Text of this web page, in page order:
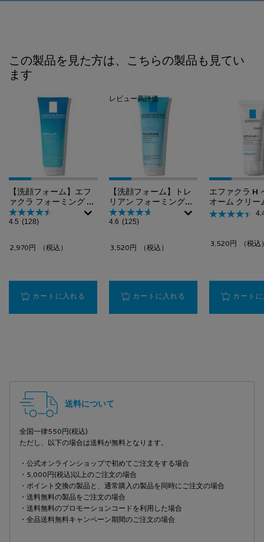
この製品を見た方は、こちらの製品も見てい
ます
【洗顔フォーム】エフ
ァクラ フォーミング ク
レンザー
4.5 (128)
2,970円 （税込）
カートに入れる 【洗顔フォーム】エファクラ フォーミング クレン
レビュー高評価
【洗顔フォーム】トレ
リアン フォーミングク
レンザー
4.6 (125)
3,520円 （税込）
カートに入れる 【洗顔フォーム】ト
エファクラ H
オーム クリー
3,520円 （税込
カート
送料について
全国一律550円(税込)
ただし、以下の場合は送料が無料となります。
・公式オンラインショップで初めてご注文をする場合
・5,000円(税込)以上のご注文の場合
・ポイント交換の製品と、通常購入の製品を同時にご注文の場合
・送料無料の製品をご注文の場合
・送料無料のプロモーションコードを利用した場合
・全品送料無料キャンペーン期間のご注文の場合